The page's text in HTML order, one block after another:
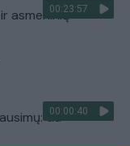
00:23:57
asmeninių
00:00:40
du